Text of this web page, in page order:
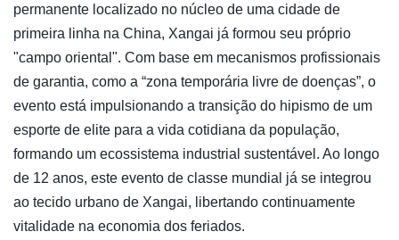
permanente localizado no núcleo de uma cidade de
primeira linha na China, Xangai já formou seu próprio
"campo oriental". Com base em mecanismos profissionais
de garantia, como a “zona temporária livre de doenças”, o
evento está impulsionando a transição do hipismo de um
esporte de elite para a vida cotidiana da população,
formando um ecossistema industrial sustentável. Ao longo
de 12 anos, este evento de classe mundial já se integrou
ao tecido urbano de Xangai, libertando continuamente
vitalidade na economia dos feriados.